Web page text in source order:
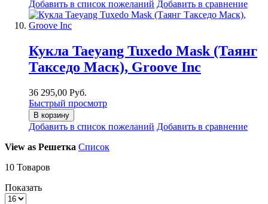
Добавить в список пожеланий Добавить в сравнение
Кукла Taeyang Tuxedo Mask (Таянг
Такседо Маск), Groove Inc
36 295,00 Руб.
Быстрый просмотр
В корзину
Добавить в список пожеланий Добавить в сравнение
View as Решетка Список
10 Товаров
Показать